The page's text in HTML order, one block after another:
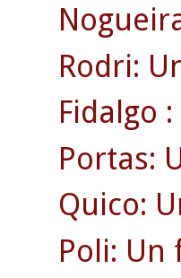
Rodri:
Fidalgo
Portas:
Quico:
Poli: Un